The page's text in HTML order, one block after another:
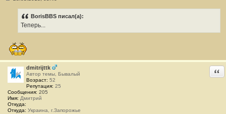
и
е
2
9
BorisBBS писал(а):
Теперь...
dmitrijttk
Автор темы, Бывалый
Возраст: 52
Репутация: 25
Сообщения: 205
Имя: Дмитрий
Откуда:
Откуда: Украина, г.Запорожье